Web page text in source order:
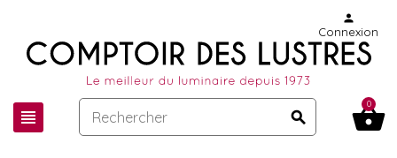
view_headline search
person
Connexion
shopping_basket
0